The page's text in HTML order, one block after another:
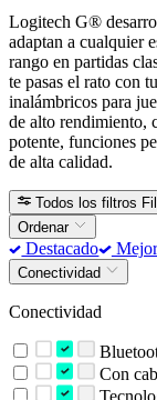
Logitech G®
adaptan a cualquier
rango en partidas
te pasas el rato con
inalámbricos para
de alto rendimiento,
potente, funciones
de alta calidad.
Todos los filtros
Ordenar
Destacado Mejor
Conectividad
Conectividad
Con